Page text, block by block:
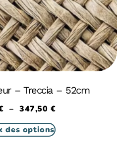
– Treccia – 52cm
– 347,50€
des options